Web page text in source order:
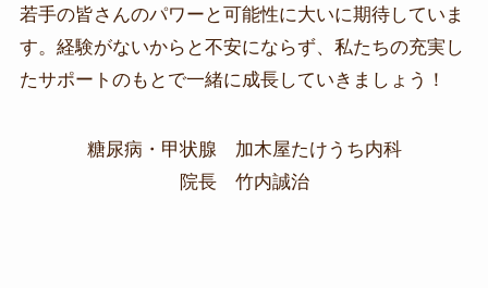
若手の皆さんのパワーと可能性に大いに期待していま
す。経験がないからと不安にならず、私たちの充実し
たサポートのもとで一緒に成長していきましょう！
糖尿病・甲状腺 加木屋たけうち内科
院長 竹内誠治